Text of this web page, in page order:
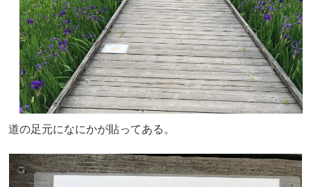
道の足元になにかが貼ってある。